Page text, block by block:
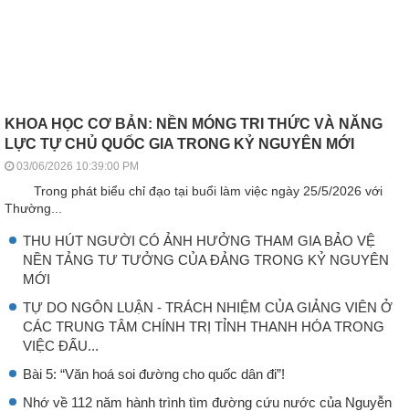
KHOA HỌC CƠ BẢN: NỀN MÓNG TRI THỨC VÀ NĂNG
LỰC TỰ CHỦ QUỐC GIA TRONG KỶ NGUYÊN MỚI
03/06/2026 10:39:00 PM
Trong phát biểu chỉ đạo tại buổi làm việc ngày 25/5/2026 với
Thường...
THU HÚT NGƯỜI CÓ ẢNH HƯỞNG THAM GIA BẢO VỆ
NỀN TẢNG TƯ TƯỞNG CỦA ĐẢNG TRONG KỶ NGUYÊN
MỚI
TỰ DO NGÔN LUẬN - TRÁCH NHIỆM CỦA GIẢNG VIÊN Ở
CÁC TRUNG TÂM CHÍNH TRỊ TỈNH THANH HÓA TRONG
VIỆC ĐẤU...
Bài 5: “Văn hoá soi đường cho quốc dân đi”!
Nhớ về 112 năm hành trình tìm đường cứu nước của Nguyễn